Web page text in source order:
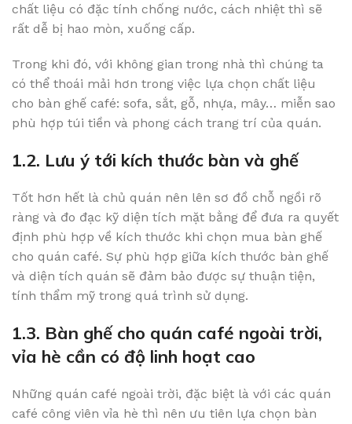
chất liệu có đặc tính chống nước, cách nhiệt thì sẽ
rất dễ bị hao mòn, xuống cấp.
Trong khi đó, với không gian trong nhà thì chúng ta
có thể thoái mải hơn trong việc lựa chọn chất liệu
cho bàn ghế café: sofa, sắt, gỗ, nhựa, mây… miễn sao
phù hợp túi tiền và phong cách trang trí của quán.
1.2. Lưu ý tới kích thước bàn và ghế
Tốt hơn hết là chủ quán nên lên sơ đồ chỗ ngồi rõ
ràng và đo đạc kỹ diện tích mặt bằng để đưa ra quyết
định phù hợp về kích thước khi chọn mua bàn ghế
cho quán café. Sự phù hợp giữa kích thước bàn ghế
và diện tích quán sẽ đảm bảo được sự thuận tiện,
tính thẩm mỹ trong quá trình sử dụng.
1.3. Bàn ghế cho quán café ngoài trời,
vỉa hè cần có độ linh hoạt cao
Những quán café ngoài trời, đặc biệt là với các quán
café công viên vỉa hè thì nên ưu tiên lựa chọn bàn